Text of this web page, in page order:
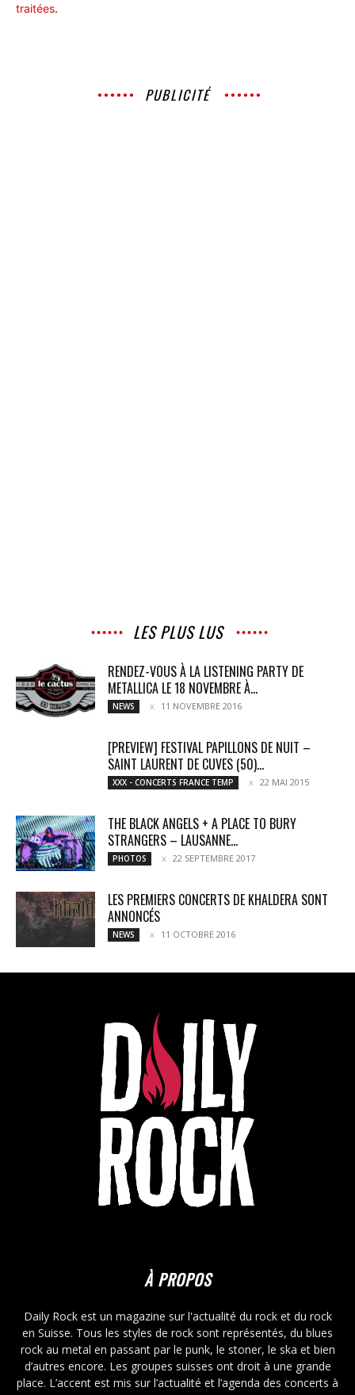
traitées.
PUBLICITÉ
LES PLUS LUS
RENDEZ-VOUS À LA LISTENING PARTY DE
METALLICA LE 18 NOVEMBRE À...
NEWS 11 NOVEMBRE 2016
[PREVIEW] FESTIVAL PAPILLONS DE NUIT –
SAINT LAURENT DE CUVES (50)...
XXX - CONCERTS FRANCE TEMP 22 MAI 2015
THE BLACK ANGELS + A PLACE TO BURY
STRANGERS – LAUSANNE...
PHOTOS 22 SEPTEMBRE 2017
LES PREMIERS CONCERTS DE KHALDERA SONT
ANNONCÉS
NEWS 11 OCTOBRE 2016
À PROPOS
Daily Rock est un magazine sur l'actualité du rock et du rock
en Suisse. Tous les styles de rock sont représentés, du blues
rock au metal en passant par le punk, le stoner, le ska et bien
d’autres encore. Les groupes suisses ont droit à une grande
place. L’accent est mis sur l’actualité et l’agenda des concerts à